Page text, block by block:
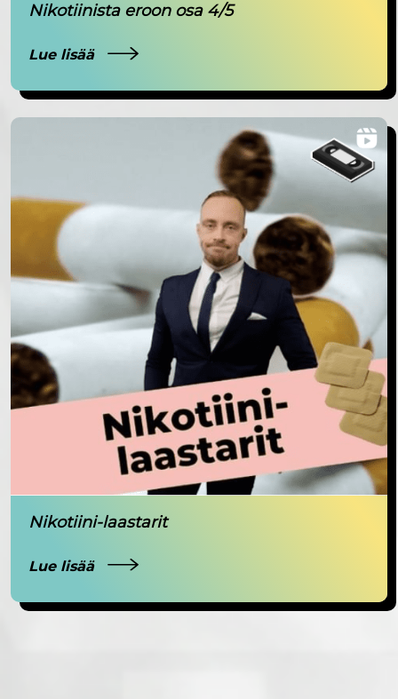
Nikotiinista eroon osa 4/5
Lue lisää
Nikotiini-laastarit
Lue lisää